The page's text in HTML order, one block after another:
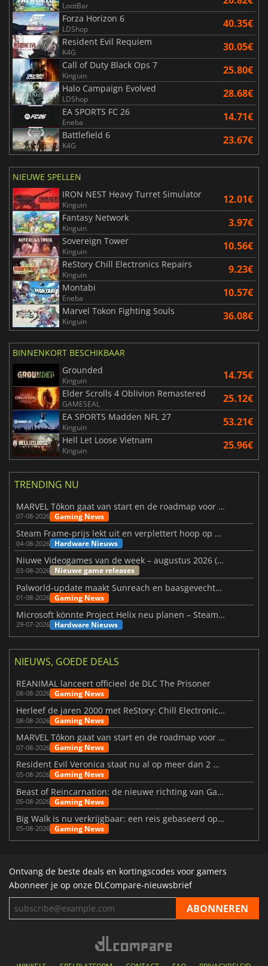
LootBar
Forza Horizon 6
LDShop 40.35€
Resident Evil Requiem
K4G 30.05€
Call of Duty Black Ops 7
Kinguin 25.80€
Halo Campaign Evolved
LDShop 28.68€
EA SPORTS FC 26
Eneba 14.71€
Battlefield 6
K4G 23.67€
NIEUWE SPELLEN
IRON NEST Heavy Turret Simulator
Kinguin 12.01€
Fantasy Network
Kinguin 3.97€
Sovereign Tower
Kinguin 10.56€
ReStory Chill Electronics Repairs
Kinguin 9.23€
Montabi
Eneba 10.57€
Marvel Tokon Fighting Souls
Kinguin 36.08€
BINNENKORT BESCHIKBAAR
Grounded
Kinguin 14.75€
Elder Scrolls 4 Oblivion Remastered
GAMESEAL 25.12€
EA SPORTS Madden NFL 27
Kinguin 53.21€
Hell Let Loose Vietnam
Kinguin 25.96€
TRENDING NU
MARVEL Tōkon gaat van start en de roadmap voor jaar 1 is bekendgemaakt
07-08-2026 Gaming News
Steam Frame-prijs lekt uit en verplettert hoop op betaalbare VR
04-08-2026 Hardware Nieuws
Niuwe Videogames van de week – augustus 2026 (week 32)
03-08-2026 Nieuwe game releases
Palworld-update maakt Sunreach en baasgevechten stabieler
01-08-2026 Gaming News
Microsoft könnte Project Helix neu planen – Steam-Support wackelt
29-07-2026 Hardware Nieuws
NIEUWS, GOEDE DEALS
REANIMAL lanceert officieel de DLC The Prisoner
08-08-2026 Gaming News
Herleef de jaren 2000 met ReStory: Chill Electronics Repairs
08-08-2026 Gaming News
MARVEL Tōkon gaat van start en de roadmap voor jaar 1 is bekendgemaakt
07-08-2026 Gaming News
Resident Evil Veronica staat nu al op meer dan 2 miljoen verlanglijstjes
05-08-2026 Gaming News
Beast of Reincarnation: de nieuwe richting van Game Freak
05-08-2026 Gaming News
Big Walk is nu verkrijgbaar: een reis gebaseerd op vriendschap
05-08-2026 Gaming News
Ontvang de beste deals en kortingscodes voor gamers
Abonneer je op onze DLCompare-nieuwsbrief